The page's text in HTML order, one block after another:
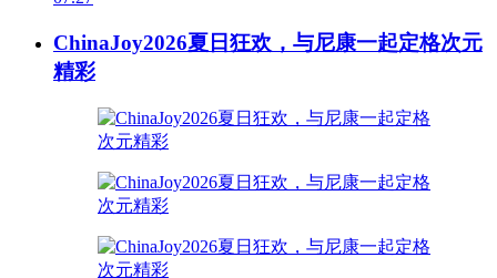
ChinaJoy2026夏日狂欢，与尼康一起定格次元
精彩